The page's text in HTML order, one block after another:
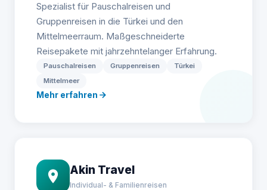
Spezialist für Pauschalreisen und
Gruppenreisen in die Türkei und den
Mittelmeerraum. Maßgeschneiderte
Reisepakete mit jahrzehntelanger Erfahrung.
Pauschalreisen Gruppenreisen
Türkei
Mittelmeer
Mehr erfahren
Akin Travel
Individual- & Familienreisen